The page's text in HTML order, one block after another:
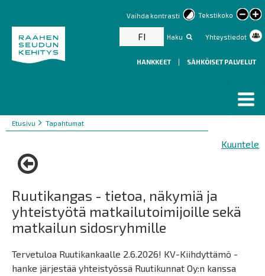
Tekstikoko
text
Vaihda kontrasti
Haku Yhteystiedot
FI
HANKKEET | SÄHKÖISET PALVELUT
Murupolku
You
Etusivu Tapahtumat
Kuuntele
Ruutikangas - tietoa, näkymiä ja
yhteistyötä matkailutoimijoille sekä
matkailun sidosryhmille
Tervetuloa Ruutikankaalle 2.6.2026! KV-Kiihdyttämö -
hanke järjestää yhteistyössä Ruutikunnat Oy:n kanssa